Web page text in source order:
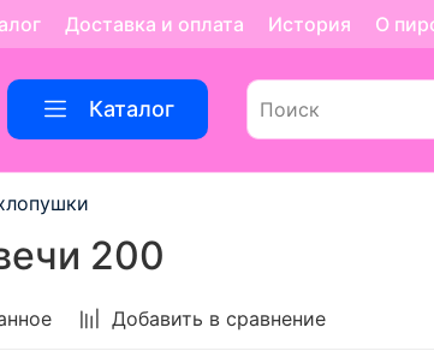
Доставка и оплата История О
Каталог
200
Добавить в сравнение